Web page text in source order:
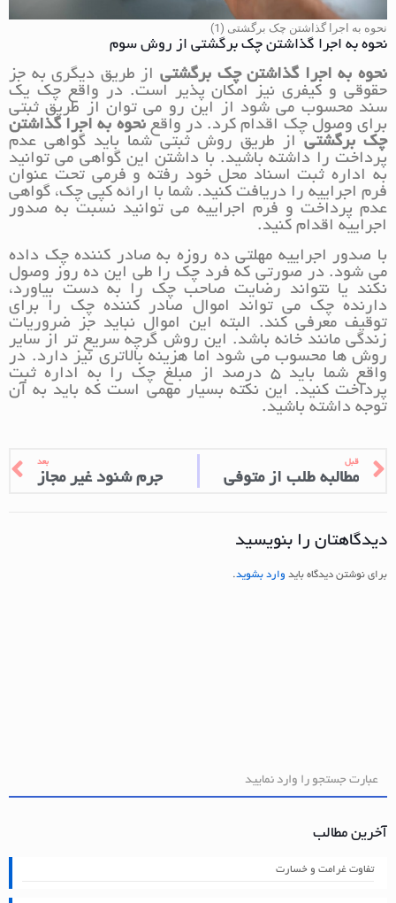
نحوه به اجرا گذاشتن چک برگشتی (1)
نحوه به اجرا گذاشتن چک برگشتی از روش سوم
نحوه به اجرا گذاشتن چک برگشتی از طریق دیگری به جز
حقوقی و کیفری نیز امکان پذیر است. در واقع چک یک
سند محسوب می شود از این رو می توان از طریق ثبتی
برای وصول چک اقدام کرد. در واقعنحوه به اجرا گذاشتن
چک برگشتیاز طریق روش ثبتی شما باید گواهی عدم
پرداخت را داشته باشید. با داشتن این گواهی می توانید
به اداره ثبت اسناد محل خود رفته و فرمی تحت عنوان
فرم اجراییه را دریافت کنید. شما با ارائه کپی چک، گواهی
عدم پرداخت و فرم اجراییه می توانید نسبت به صدور
اجراییه اقدام کنید.
با صدور اجراییه مهلتی ده روزه به صادر کننده چک داده
می شود. در صورتی که فرد چک را طی این ده روز وصول
نکند یا نتواند رضایت صاحب چک را به دست بیاورد،
دارنده چک می تواند اموال صادر کننده چک را برای
توقیف معرفی کند. البته این اموال نباید جز ضروریات
زندگی مانند خانه باشد. این روش گرچه سریع تر از سایر
روش ها محسوب می شود اما هزینه بالاتری نیز دارد. در
واقع شما باید 5 درصد از مبلغ چک را به اداره ثبت
پرداخت کنید. این نکته بسیار مهمی است که باید به آن
توجه داشته باشید.
قبل
مطالبه طلب از متوفی
بعد
جرم شنود غیر مجاز
دیدگاهتان را بنویسید
برای نوشتن دیدگاه باید وارد بشوید.
آخرین مطالب
تفاوت غرامت و خسارت